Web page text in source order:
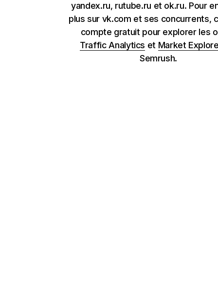
yandex.ru, rutube.ru et ok.ru. Pour
plus sur vk.com et ses concurrents,
compte gratuit pour explorer les
Traffic Analytics et Market
Semrush.